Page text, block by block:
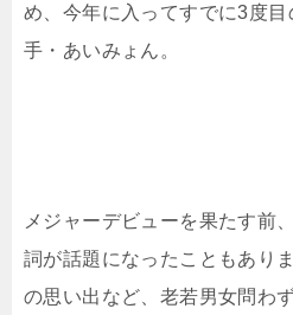
め、今年に入ってすでに3度
手・あいみょん。
メジャーデビューを果たす前
詞が話題になったこともありま
の思い出など、老若男女問わ